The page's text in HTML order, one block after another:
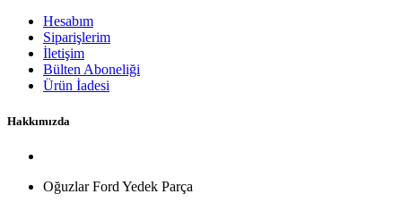
Hesabım
Siparişlerim
İletişim
Bülten Aboneliği
Ürün İadesi
Hakkımızda
Oğuzlar Ford Yedek Parça